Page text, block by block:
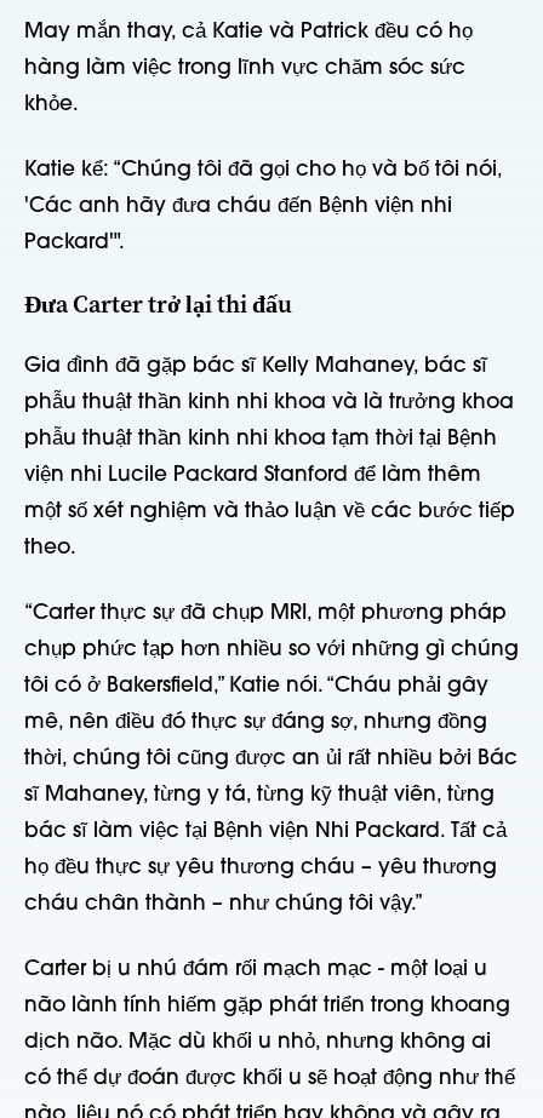
May mắn thay, cả Katie và Patrick đều có họ
hàng làm việc trong lĩnh vực chăm sóc sức
khỏe.
Katie kể: “Chúng tôi đã gọi cho họ và bố tôi nói,
'Các anh hãy đưa cháu đến Bệnh viện nhi
Packard'".
Đưa Carter trở lại thi đấu
Gia đình đã gặp bác sĩ Kelly Mahaney, bác sĩ
phẫu thuật thần kinh nhi khoa và là trưởng khoa
phẫu thuật thần kinh nhi khoa tạm thời tại Bệnh
viện nhi Lucile Packard Stanford để làm thêm
một số xét nghiệm và thảo luận về các bước tiếp
theo.
“Carter thực sự đã chụp MRI, một phương pháp
chụp phức tạp hơn nhiều so với những gì chúng
tôi có ở Bakersfield,” Katie nói. “Cháu phải gây
mê, nên điều đó thực sự đáng sợ, nhưng đồng
thời, chúng tôi cũng được an ủi rất nhiều bởi Bác
sĩ Mahaney, từng y tá, từng kỹ thuật viên, từng
bác sĩ làm việc tại Bệnh viện Nhi Packard. Tất cả
họ đều thực sự yêu thương cháu – yêu thương
cháu chân thành – như chúng tôi vậy.”
Carter bị u nhú đám rối mạch mạc - một loại u
não lành tính hiếm gặp phát triển trong khoang
dịch não. Mặc dù khối u nhỏ, nhưng không ai
có thể dự đoán được khối u sẽ hoạt động như thế